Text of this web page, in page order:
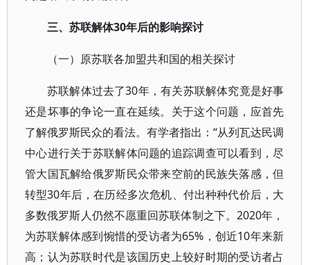
三、苏联解体30年后的影响探讨
（一）原苏联各加盟共和国的相关探讨
苏联解体过去了30年，有关苏联解体究竟是好事
还是坏事的争论一直在延续。关于这个问题，应首先
了解俄罗斯民众的看法。有学者指出：“从列瓦达民调
中心进行关于苏联解体问题的追踪调查可以看到，尽
管大国瓦解给俄罗斯民众带来空前的民族失落感，但
转型30年后，在历经多次危机、付出种种代价后，大
多数俄罗斯人仍然不愿重回苏联体制之下。2020年，
为苏联解体感到惋惜的受访者为65%，创近10年来新
高；认为苏联时代是该国历史上较好时期的受访者占